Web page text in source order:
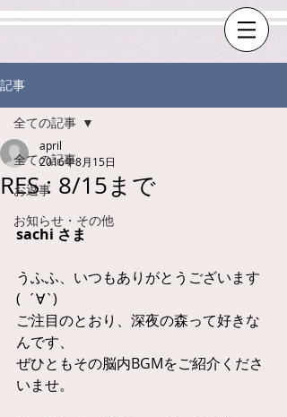
記事
全ての記事
お返事
お知らせ・その他
全ての記事
RES : 8/15まで
april
2016年8月15日
sachi さま
うふふ、いつもありがとうございます
(  ´∀`)
ご注目のとおり、深夜の森って好きな
んです、
ぜひともその脳内BGMをご紹介くださ
いませ。